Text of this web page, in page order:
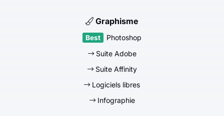
Graphisme
Photoshop
Suite Adobe
Suite Affinity
Logiciels libres
Infographie